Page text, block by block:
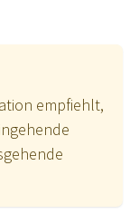
empfiehlt,